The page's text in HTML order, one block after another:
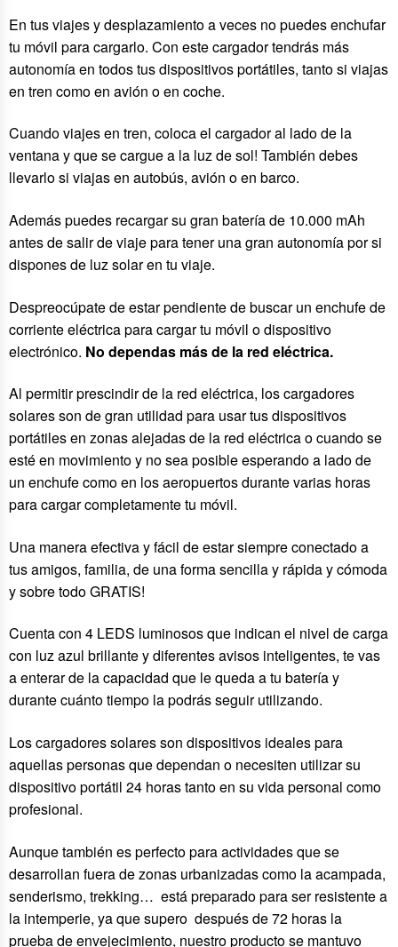
En tus viajes y desplazamiento a veces no puedes enchufar
tu móvil para cargarlo. Con este cargador tendrás más
autonomía en todos tus dispositivos portátiles, tanto si viajas
en tren como en avión o en coche.
Cuando viajes en tren, coloca el cargador al lado de la
ventana y que se cargue a la luz de sol! También debes
llevarlo si viajas en autobús, avión o en barco.
Además puedes recargar su gran batería de 10.000 mAh
antes de salir de viaje para tener una gran autonomía por si
dispones de luz solar en tu viaje.
Despreocúpate de estar pendiente de buscar un enchufe de
corriente eléctrica para cargar tu móvil o dispositivo
electrónico. No dependas más de la red eléctrica.
Al permitir prescindir de la red eléctrica, los cargadores
solares son de gran utilidad para usar tus dispositivos
portátiles en zonas alejadas de la red eléctrica o cuando se
esté en movimiento y no sea posible esperando a lado de
un enchufe como en los aeropuertos durante varias horas
para cargar completamente tu móvil.
Una manera efectiva y fácil de estar siempre conectado a
tus amigos, familia, de una forma sencilla y rápida y cómoda
y sobre todo GRATIS!
Cuenta con 4 LEDS luminosos que indican el nivel de carga
con luz azul brillante y diferentes avisos inteligentes, te vas
a enterar de la capacidad que le queda a tu batería y
durante cuánto tiempo la podrás seguir utilizando.
Los cargadores solares son dispositivos ideales para
aquellas personas que dependan o necesiten utilizar su
dispositivo portátil 24 horas tanto en su vida personal como
profesional.
Aunque también es perfecto para actividades que se
desarrollan fuera de zonas urbanizadas como la acampada,
senderismo, trekking… está preparado para ser resistente a
la intemperie, ya que supero después de 72 horas la
prueba de envejecimiento, nuestro producto se mantuvo